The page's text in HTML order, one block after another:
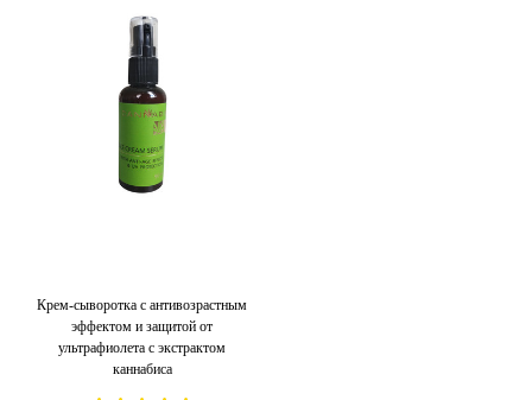
Крем-сыворотка с антивозрастным
эффектом и защитой от
ультрафиолета с экстрактом
каннабиса